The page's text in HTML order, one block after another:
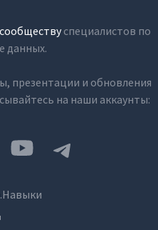
специалистов по
данных.
презентации и обновления
на наши аккаунты: